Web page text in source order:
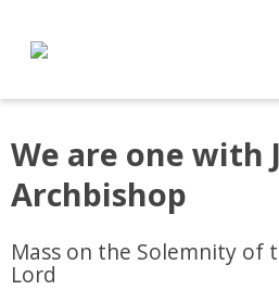
We are one with
Archbishop
Mass on the Solemnity of
Lord